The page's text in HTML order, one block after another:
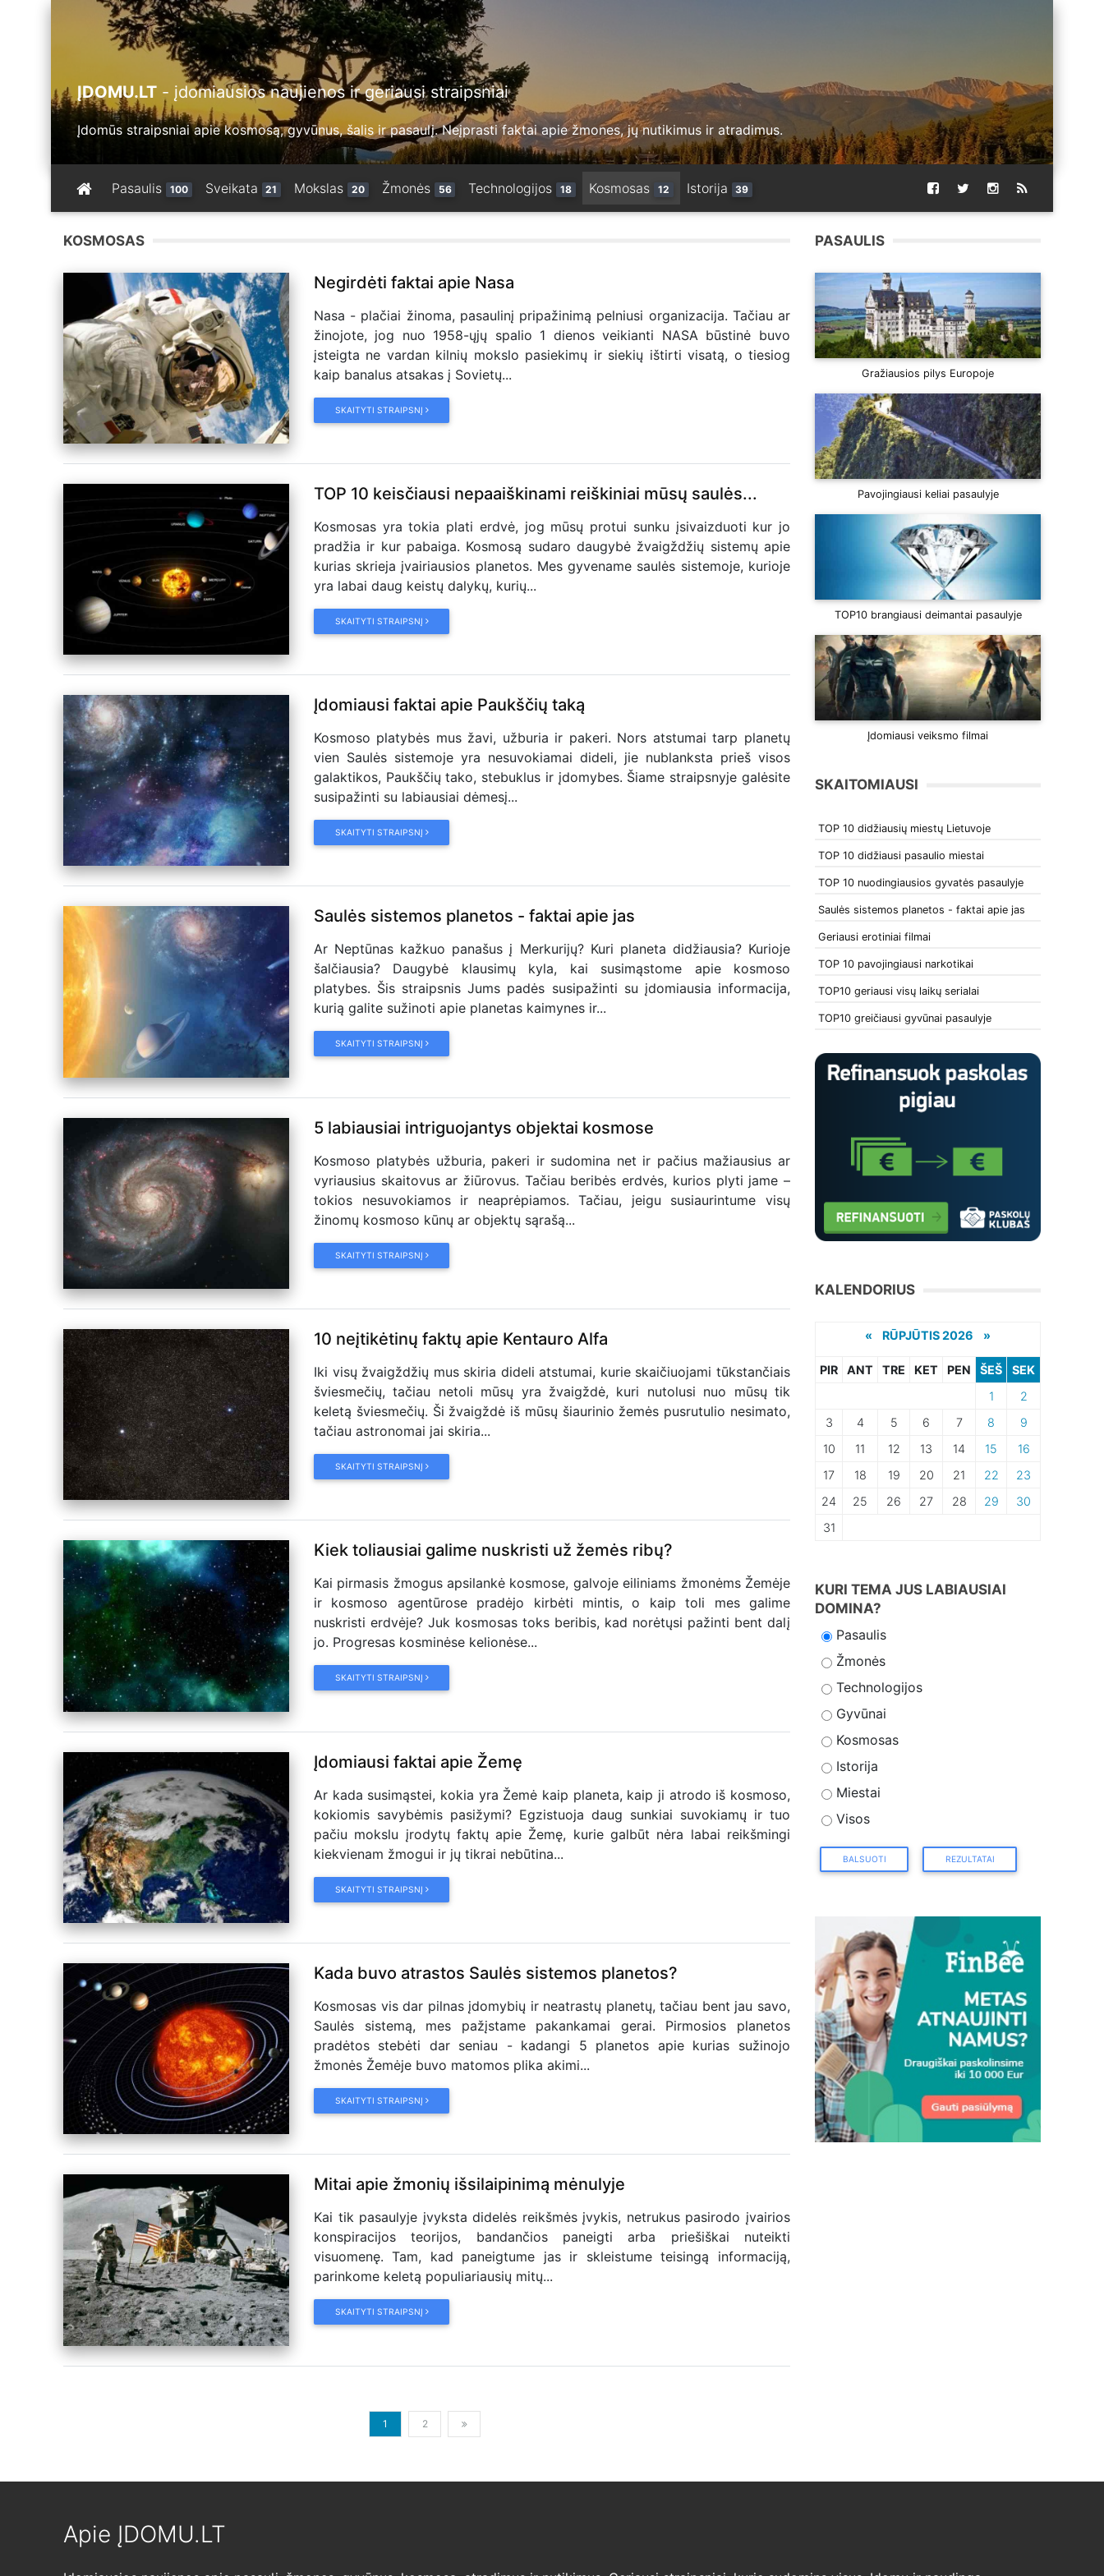
ĮDOMU.LT - įdomiausios naujienos ir geriausi straipsniai
Įdomūs straipsniai apie kosmosą, gyvūnus, šalis ir pasaulį. Neįprasti faktai apie žmones, jų nutikimus ir atradimus.
Pasaulis 100 Sveikata 21 Mokslas 20 Žmonės 56 Technologijos 18 Kosmosas 12 Istorija 39
KOSMOSAS
Negirdėti faktai apie Nasa
Nasa - plačiai žinoma, pasaulinį pripažinimą pelniusi organizacija. Tačiau ar
žinojote, jog nuo 1958-ųjų spalio 1 dienos veikianti NASA būstinė buvo
įsteigta ne vardan kilnių mokslo pasiekimų ir siekių ištirti visatą, o tiesiog
kaip banalus atsakas į Sovietų...
SKAITYTI STRAIPSNĮ
TOP 10 keisčiausi nepaaiškinami reiškiniai mūsų saulės...
Kosmosas yra tokia plati erdvė, jog mūsų protui sunku įsivaizduoti kur jo
pradžia ir kur pabaiga. Kosmosą sudaro daugybė žvaigždžių sistemų apie
kurias skrieja įvairiausios planetos. Mes gyvename saulės sistemoje, kurioje
yra labai daug keistų dalykų, kurių...
SKAITYTI STRAIPSNĮ
Įdomiausi faktai apie Paukščių taką
Kosmoso platybės mus žavi, užburia ir pakeri. Nors atstumai tarp planetų
vien Saulės sistemoje yra nesuvokiamai dideli, jie nublanksta prieš visos
galaktikos, Paukščių tako, stebuklus ir įdomybes. Šiame straipsnyje galėsite
susipažinti su labiausiai dėmesį...
SKAITYTI STRAIPSNĮ
Saulės sistemos planetos - faktai apie jas
Ar Neptūnas kažkuo panašus į Merkurijų? Kuri planeta didžiausia? Kurioje
šalčiausia? Daugybė klausimų kyla, kai susimąstome apie kosmoso
platybes. Šis straipsnis Jums padės susipažinti su įdomiausia informacija,
kurią galite sužinoti apie planetas kaimynes ir...
SKAITYTI STRAIPSNĮ
5 labiausiai intriguojantys objektai kosmose
Kosmoso platybės užburia, pakeri ir sudomina net ir pačius mažiausius ar
vyriausius skaitovus ar žiūrovus. Tačiau beribės erdvės, kurios plyti jame –
tokios nesuvokiamos ir neaprėpiamos. Tačiau, jeigu susiaurintume visų
žinomų kosmoso kūnų ar objektų sąrašą...
SKAITYTI STRAIPSNĮ
10 neįtikėtinų faktų apie Kentauro Alfa
Iki visų žvaigždžių mus skiria dideli atstumai, kurie skaičiuojami tūkstančiais
šviesmečių, tačiau netoli mūsų yra žvaigždė, kuri nutolusi nuo mūsų tik
keletą šviesmečių. Ši žvaigždė iš mūsų šiaurinio žemės pusrutulio nesimato,
tačiau astronomai jai skiria...
SKAITYTI STRAIPSNĮ
Kiek toliausiai galime nuskristi už žemės ribų?
Kai pirmasis žmogus apsilankė kosmose, galvoje eiliniams žmonėms Žemėje
ir kosmoso agentūrose pradėjo kirbėti mintis, o kaip toli mes galime
nuskristi erdvėje? Juk kosmosas toks beribis, kad norėtųsi pažinti bent dalį
jo. Progresas kosminėse kelionėse...
SKAITYTI STRAIPSNĮ
Įdomiausi faktai apie Žemę
Ar kada susimąstei, kokia yra Žemė kaip planeta, kaip ji atrodo iš kosmoso,
kokiomis savybėmis pasižymi? Egzistuoja daug sunkiai suvokiamų ir tuo
pačiu mokslu įrodytų faktų apie Žemę, kurie galbūt nėra labai reikšmingi
kiekvienam žmogui ir jų tikrai nebūtina...
SKAITYTI STRAIPSNĮ
Kada buvo atrastos Saulės sistemos planetos?
Kosmosas vis dar pilnas įdomybių ir neatrastų planetų, tačiau bent jau savo,
Saulės sistemą, mes pažįstame pakankamai gerai. Pirmosios planetos
pradėtos stebėti dar seniau - kadangi 5 planetos apie kurias sužinojo
žmonės Žemėje buvo matomos plika akimi...
SKAITYTI STRAIPSNĮ
Mitai apie žmonių išsilaipinimą mėnulyje
Kai tik pasaulyje įvyksta didelės reikšmės įvykis, netrukus pasirodo įvairios
konspiracijos teorijos, bandančios paneigti arba priešiškai nuteikti
visuomenę. Tam, kad paneigtume jas ir skleistume teisingą informaciją,
parinkome keletą populiariausių mitų...
SKAITYTI STRAIPSNĮ
1 2
PASAULIS
Gražiausios pilys Europoje
Pavojingiausi keliai pasaulyje
TOP10 brangiausi deimantai pasaulyje
Įdomiausi veiksmo filmai
SKAITOMIAUSI
TOP 10 didžiausių miestų Lietuvoje
TOP 10 didžiausi pasaulio miestai
TOP 10 nuodingiausios gyvatės pasaulyje
Saulės sistemos planetos - faktai apie jas
Geriausi erotiniai filmai
TOP 10 pavojingiausi narkotikai
TOP10 geriausi visų laikų serialai
TOP10 greičiausi gyvūnai pasaulyje
KALENDORIUS
« RŪPJŪTIS 2026 »
PIR ANT TRE KET PEN ŠEŠ
SEK
1
2
3
4 5 6 7 8
9
10
11 12 13 14 15
16
17
18 19 20 21 22
23
24
25 26 27 28 29
30
31
KURI TEMA JUS LABIAUSIAI
DOMINA?
Pasaulis
Žmonės
Technologijos
Gyvūnai
Kosmosas
Istorija
Miestai
Visos
BALSUOTI REZULTATAI
Apie ĮDOMU.LT